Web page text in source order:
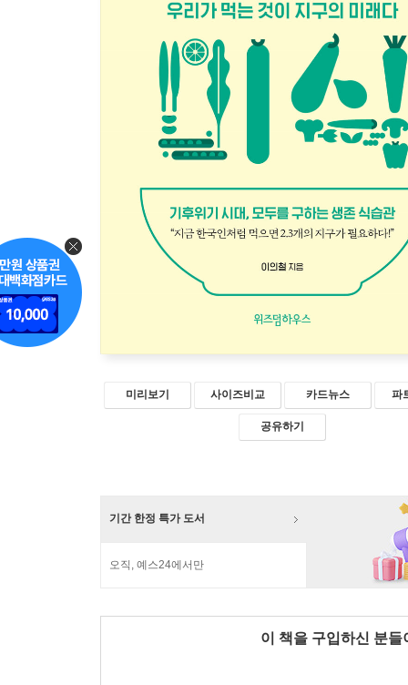
미리보기 사이즈비교 카드뉴스 파
공유하기
기간 한정 특가 도서
오직, 예스24에서만
이 책을 구입하신 분